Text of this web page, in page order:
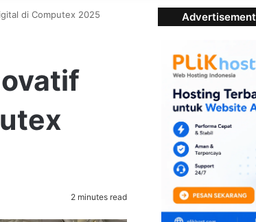
di Computex 2025
2 minutes read
Advertisement